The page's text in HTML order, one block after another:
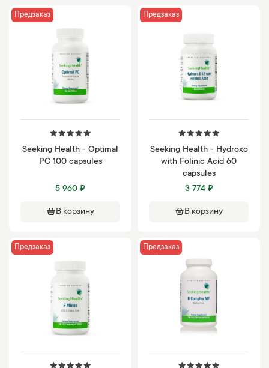
Предзаказ
Seeking Health - Optimal
PC 100 capsules
5 960 ₽
В корзину
Предзаказ
Seeking Health - Hydroxo
with Folinic Acid 60
capsules
3 774 ₽
В корзину
Предзаказ Предзаказ